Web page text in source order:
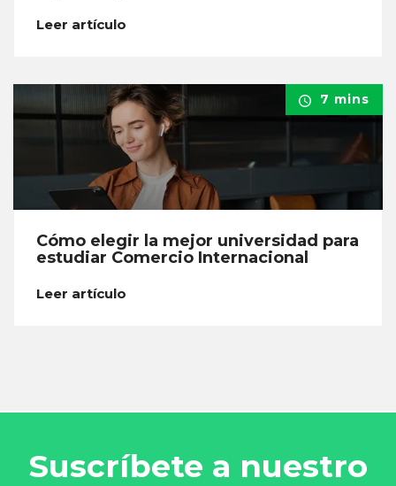
Leer artículo
7 mins
Cómo elegir la mejor universidad para
estudiar Comercio Internacional
Leer artículo
Suscríbete a nuestro